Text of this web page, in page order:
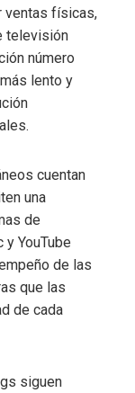
ventas físicas,
televisión
número
lento y
cuentan
una
de
YouTube
de las
que las
de cada
siguen